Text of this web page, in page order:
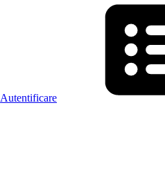
Autentificare